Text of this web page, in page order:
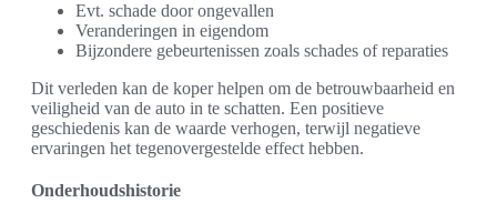
Evt. schade door ongevallen
Veranderingen in eigendom
Bijzondere gebeurtenissen zoals schades of reparaties
Dit verleden kan de koper helpen om de betrouwbaarheid en
veiligheid van de auto in te schatten. Een positieve
geschiedenis kan de waarde verhogen, terwijl negatieve
ervaringen het tegenovergestelde effect hebben.
Onderhoudshistorie